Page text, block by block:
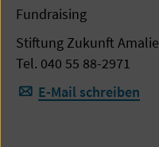
Fundraising
Stiftung Zukunft Amalie
Tel. 040 55 88-2971
E-Mail schreiben